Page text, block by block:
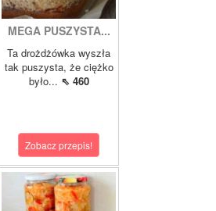
MEGA PUSZYSTA...
Ta drożdżówka wyszła
tak puszysta, że ciężko
było... ⇖ 460
Zobacz przepis!